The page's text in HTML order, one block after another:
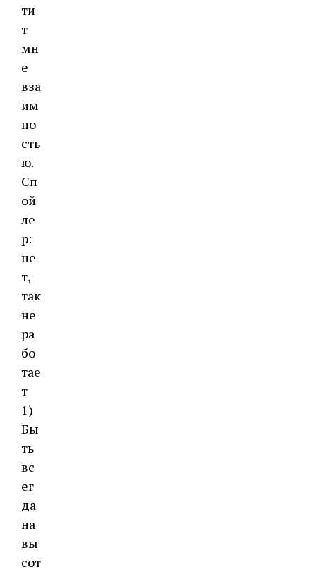
ти
т
мн
е
вза
им
но
сть
ю.
Сп
ой
ле
р:
не
т,
так
не
ра
бо
тае
т
1)
Бы
ть
вс
ег
да
на
вы
сот